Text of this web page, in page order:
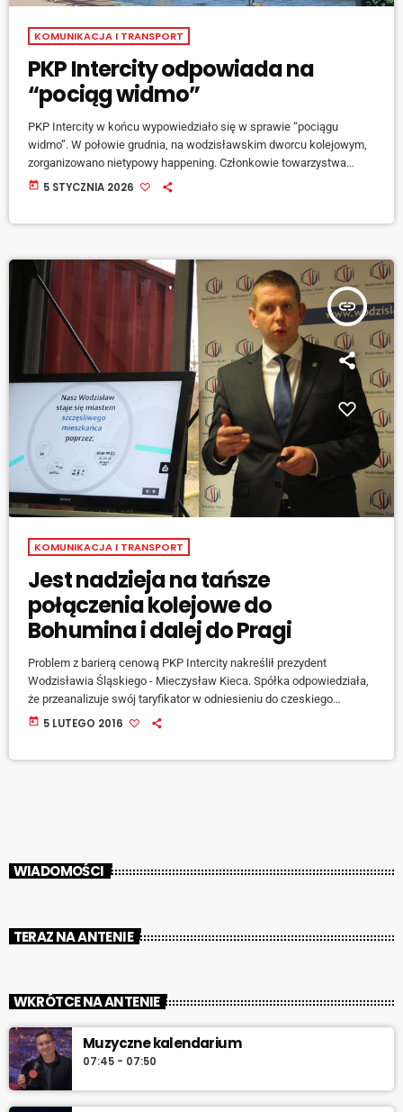
KOMUNIKACJA I TRANSPORT
PKP Intercity odpowiada na
“pociąg widmo”
PKP Intercity w końcu wypowiedziało się w sprawie “pociągu
widmo”. W połowie grudnia, na wodzisławskim dworcu kolejowym,
zorganizowano nietypowy happening. Członkowie towarzystwa
Entuzjastów Kolei w ramach protestu przebrali się za duchy i czekali
today 5 STYCZNIA 2026
insert_link
KOMUNIKACJA I TRANSPORT
Jest nadzieja na tańsze
połączenia kolejowe do
Bohumina i dalej do Pragi
Problem z barierą cenową PKP Intercity nakreślił prezydent
Wodzisławia Śląskiego - Mieczysław Kieca. Spółka odpowiedziała,
że przeanalizuje swój taryfikator w odniesieniu do czeskiego
przewoźnika. Już dziś pasażerowie porównujący ceny biletów
today 5 LUTEGO 2016
WIADOMOŚCI
TERAZ NA ANTENIE
WKRÓTCE NA ANTENIE
Muzyczne kalendarium
07:45 - 07:50